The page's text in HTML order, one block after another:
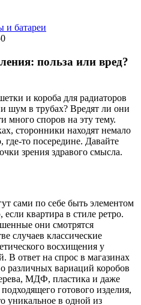
и батареи
польза или вред?
и короба для радиаторов
шум в трубах? Вредят ли они
много споров на эту тему.
сторонники находят немало
то посередине. Давайте
зрения здравого смысла.
сами по себе быть элементом
квартира в стиле ретро.
они смотрятся
случаев классические
восхищения у
ответ на спрос в магазинах
различных вариаций коробов
МДФ, пластика и даже
готового изделия,
уникальное в одной из